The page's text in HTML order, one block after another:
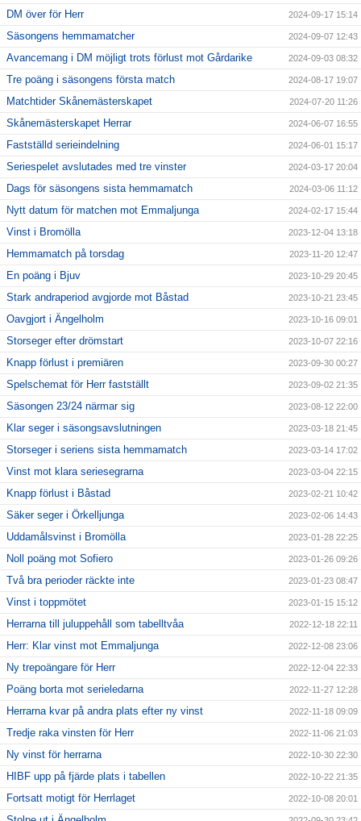
DM över för Herr 2024-09-17 15:14
Säsongens hemmamatcher 2024-09-07 12:43
Avancemang i DM möjligt trots förlust mot Gårdarike 2024-09-03 08:32
Tre poäng i säsongens första match 2024-08-17 19:07
Matchtider Skånemästerskapet 2024-07-20 11:26
Skånemästerskapet Herrar 2024-06-07 16:55
Fastställd serieindelning 2024-06-01 15:17
Seriespelet avslutades med tre vinster 2024-03-17 20:04
Dags för säsongens sista hemmamatch 2024-03-06 11:12
Nytt datum för matchen mot Emmaljunga 2024-02-17 15:44
Vinst i Bromölla 2023-12-04 13:18
Hemmamatch på torsdag 2023-11-20 12:47
En poäng i Bjuv 2023-10-29 20:45
Stark andraperiod avgjorde mot Båstad 2023-10-21 23:45
Oavgjort i Ängelholm 2023-10-16 09:01
Storseger efter drömstart 2023-10-07 22:16
Knapp förlust i premiären 2023-09-30 00:27
Spelschemat för Herr fastställt 2023-09-02 21:35
Säsongen 23/24 närmar sig 2023-08-12 22:00
Klar seger i säsongsavslutningen 2023-03-18 21:45
Storseger i seriens sista hemmamatch 2023-03-14 17:02
Vinst mot klara seriesegrarna 2023-03-04 22:15
Knapp förlust i Båstad 2023-02-21 10:42
Säker seger i Örkelljunga 2023-02-06 14:43
Uddamålsvinst i Bromölla 2023-01-28 22:25
Noll poäng mot Sofiero 2023-01-26 09:26
Två bra perioder räckte inte 2023-01-23 08:47
Vinst i toppmötet 2023-01-15 15:12
Herrarna till juluppehåll som tabelltvåa 2022-12-18 22:11
Herr: Klar vinst mot Emmaljunga 2022-12-08 23:06
Ny trepoängare för Herr 2022-12-04 22:33
Poäng borta mot serieledarna 2022-11-27 12:28
Herrarna kvar på andra plats efter ny vinst 2022-11-18 09:09
Tredje raka vinsten för Herr 2022-11-06 21:03
Ny vinst för herrarna 2022-10-30 22:30
HIBF upp på fjärde plats i tabellen 2022-10-22 21:35
Fortsatt motigt för Herrlaget 2022-10-08 20:01